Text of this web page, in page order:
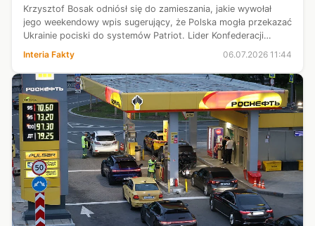
Krzysztof Bosak odniósł się do zamieszania, jakie wywołał
jego weekendowy wpis sugerujący, że Polska mogła przekazać
Ukrainie pociski do systemów Patriot. Lider Konfederacji
informacje", o których ...
Interia Fakty 06.07.2026 11:44